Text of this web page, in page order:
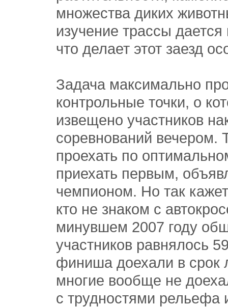
множества диких
изучение трассы
что делает этот заезд
Задача максимально
контрольные точки, о
извещено участников
соревнований вечером.
проехать по
приехать первым,
чемпионом. Но так
кто не знаком с
минувшем 2007 году
участников равнялось
финиша доехали в срок
многие вообще не
с трудностями рельефа